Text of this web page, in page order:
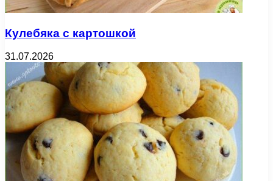
Кулебяка с картошкой
31.07.2026